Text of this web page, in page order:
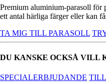
Premium aluminium-parasoll för
ett antal härliga färger eller kan
TA MIG TILL PARASOLL
DU KANSKE OCKSÅ VILL
SPECIALERBJUDANDE